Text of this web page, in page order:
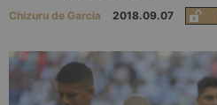
Chizuru de Garcia 2018.09.07